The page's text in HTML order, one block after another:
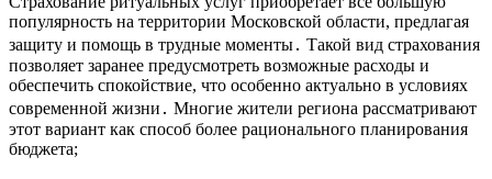
популярность на территории Московской области, предлагая
защиту и помощь в трудные моменты․ Такой вид страхования
позволяет заранее предусмотреть возможные расходы и
обеспечить спокойствие, что особенно актуально в условиях
современной жизни․ Многие жители региона рассматривают
этот вариант как способ более рационального планирования
бюджета;